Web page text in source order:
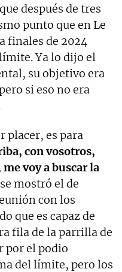
después de tres
punto que en Le
finales de 2024
Ya lo dijo el
su objetivo era
si eso no era
placer, es para
con vosotros,
voy a buscar la
mostró el de
con los
que es capaz de
fila de la parrilla de
por el podio
del límite, pero los